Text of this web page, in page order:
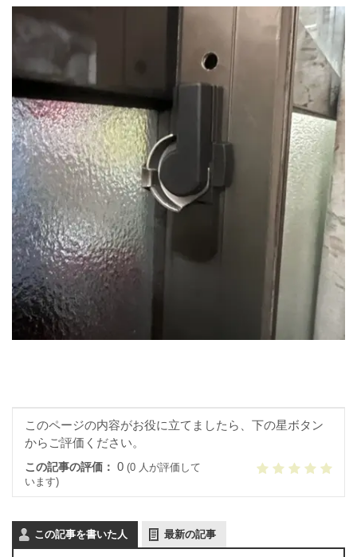
このページの内容がお役に立てましたら、下の星ボタン
からご評価ください。
この記事の評価： 0 (0 人が評価して
います)
この記事を書いた人 最新の記事